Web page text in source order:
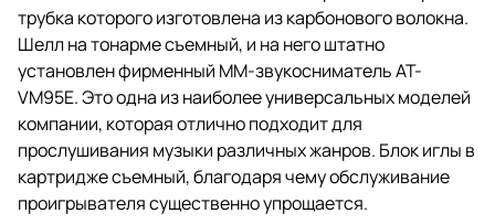
трубка которого изготовлена из карбонового волокна.
Шелл на тонарме съемный, и на него штатно
установлен фирменный MM-звукосниматель AT-
VM95E. Это одна из наиболее универсальных моделей
компании, которая отлично подходит для
прослушивания музыки различных жанров. Блок иглы в
картридже съемный, благодаря чему обслуживание
проигрывателя существенно упрощается.